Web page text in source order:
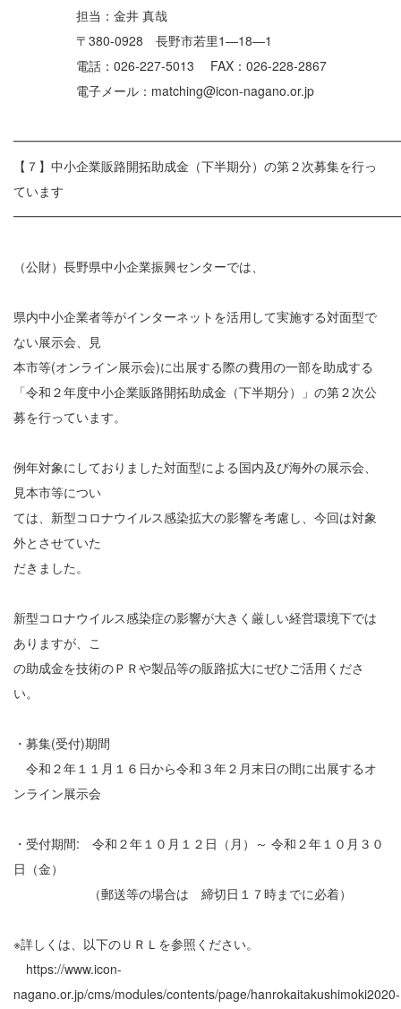
担当：金井 真哉
〒380-0928 長野市若里1―18―1
電話：026-227-5013 FAX：026-228-2867
電子メール：matching@icon-nagano.or.jp
【７】中小企業販路開拓助成金（下半期分）の第２次募集を行っ
ています
（公財）長野県中小企業振興センターでは、
県内中小企業者等がインターネットを活用して実施する対面型で
ない展示会、見
本市等(オンライン展示会)に出展する際の費用の一部を助成する
「令和２年度中小企業販路開拓助成金（下半期分）」の第２次公
募を行っています。
例年対象にしておりました対面型による国内及び海外の展示会、
見本市等につい
ては、新型コロナウイルス感染拡大の影響を考慮し、今回は対象
外とさせていた
だきました。
新型コロナウイルス感染症の影響が大きく厳しい経営環境下では
ありますが、こ
の助成金を技術のＰＲや製品等の販路拡大にぜひご活用くださ
い。
・募集(受付)期間
令和２年１１月１６日から令和３年２月末日の間に出展するオ
ンライン展示会
・受付期間: 令和２年１０月１２日（月）～ 令和２年１０月３０
日（金）
（郵送等の場合は 締切日１７時までに必着）
※詳しくは、以下のＵＲＬを参照ください。
https://www.icon-
nagano.or.jp/cms/modules/contents/page/hanrokaitakushimoki2020-